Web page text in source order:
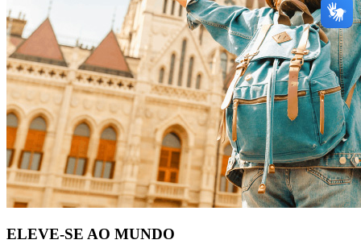
ELEVE-SE AO MUNDO